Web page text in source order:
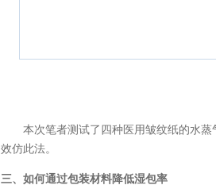
本次笔者测试了四种医用皱纹纸的水蒸
效仿此法。
三、如何通过包装材料降低湿包率